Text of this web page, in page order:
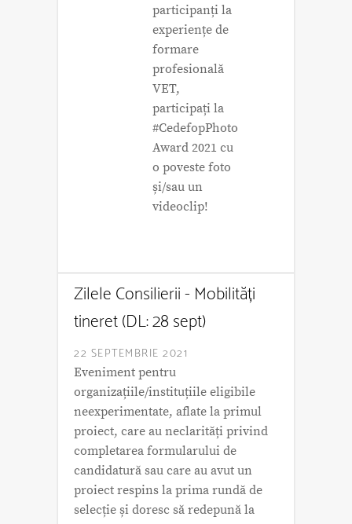
participanți la
experiențe de
formare
profesională
VET,
participați la
#CedefopPhoto
Award 2021 cu
o poveste foto
și/sau un
videoclip!
Zilele Consilierii - Mobilități
tineret (DL: 28 sept)
22 SEPTEMBRIE 2021
Eveniment pentru
organizațiile/instituțiile eligibile
neexperimentate, aflate la primul
proiect, care au neclarități privind
completarea formularului de
candidatură sau care au avut un
proiect respins la prima rundă de
selecție și doresc să redepună la